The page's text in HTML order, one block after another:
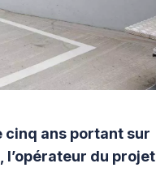
cinq ans portant sur
l’opérateur du projet